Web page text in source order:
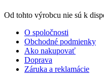
Od tohto výrobcu nie sú k
O spoločnosti
Obchodné podmienky
Ako nakupovať
Doprava
Záruka a reklamácie